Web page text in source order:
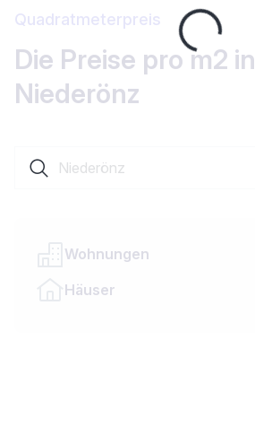
Loading...
Quadratmeterpreis
Die Preise pro m2 in
Niederönz
Wohnungen
Häuser